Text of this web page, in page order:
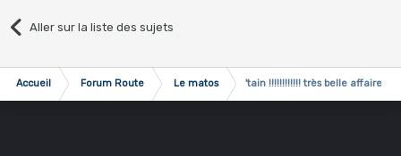
Aller sur la liste des sujets
Accueil Forum Route Le matos 'tain !!!!!!!!!!!! très belle affaire !!!